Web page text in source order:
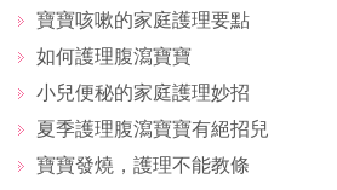
寶寶咳嗽的家庭護理要點
如何護理腹瀉寶寶
小兒便秘的家庭護理妙招
夏季護理腹瀉寶寶有絕招兒
寶寶發燒，護理不能教條